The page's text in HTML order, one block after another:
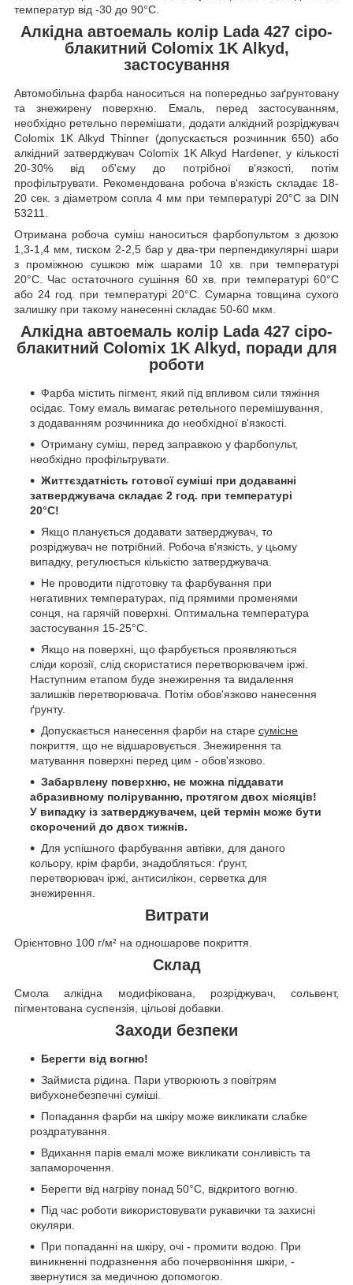
температур від -30 до 90°C.
Алкідна автоемаль колір Lada 427 сіро-
блакитний Colomix 1K Alkyd,
застосування
Автомобільна фарба наноситься на попередньо заґрунтовану
та знежирену поверхню. Емаль, перед застосуванням,
необхідно ретельно перемішати, додати алкідний розріджувач
Colomix 1K Alkyd Thinner (допускається розчинник 650) або
алкідний затверджувач Colomix 1K Alkyd Hardener, у кількості
20-30% від об'єму до потрібної в'язкості, потім
профільтрувати. Рекомендована робоча в'язкість складає 18-
20 сек. з діаметром сопла 4 мм при температурі 20°C за DIN
53211.
Отримана робоча суміш наноситься фарбопультом з дюзою
1,3-1,4 мм, тиском 2-2,5 бар у два-три перпендикулярні шари
з проміжною сушкою між шарами 10 хв. при температурі
20°C. Час остаточного сушіння 60 хв. при температурі 60°C
або 24 год. при температурі 20°C. Сумарна товщина сухого
залишку при такому нанесенні складає 50-60 мкм.
Алкідна автоемаль колір Lada 427 сіро-
блакитний Colomix 1K Alkyd, поради для
роботи
Фарба містить пігмент, який під впливом сили тяжіння
осідає. Тому емаль вимагає ретельного перемішування,
з додаванням розчинника до необхідної в'язкості.
Отриману суміш, перед заправкою у фарбопульт,
необхідно профільтрувати.
Життєздатність готової суміші при додаванні
затверджувача складає 2 год. при температурі
20°C!
Якщо планується додавати затверджувач, то
розріджувач не потрібний. Робоча в'язкість, у цьому
випадку, регулюється кількістю затверджувача.
Не проводити підготовку та фарбування при
негативних температурах, під прямими променями
сонця, на гарячій поверхні. Оптимальна температура
застосування 15-25°C.
Якщо на поверхні, що фарбується проявляються
сліди корозії, слід скористатися перетворювачем іржі.
Наступним етапом буде знежирення та видалення
залишків перетворювача. Потім обов'язково нанесення
ґрунту.
Допускається нанесення фарби на старе сумісне
покриття, що не відшаровується. Знежирення та
матування поверхні перед цим - обов'язково.
Забарвлену поверхню, не можна піддавати
абразивному поліруванню, протягом двох місяців!
У випадку із затверджувачем, цей термін може бути
скорочений до двох тижнів.
Для успішного фарбування автівки, для даного
кольору, крім фарби, знадобляться: ґрунт,
перетворювач іржі, антисилікон, серветка для
знежирення.
Витрати
Орієнтовно 100 г/м² на одношарове покриття.
Склад
Смола алкідна модифікована, розріджувач, сольвент,
пігментована суспензія, цільові добавки.
Заходи безпеки
Берегти від вогню!
Займиста рідина. Пари утворюють з повітрям
вибухонебезпечні суміші.
Попадання фарби на шкіру може викликати слабке
роздратування.
Вдихання парів емалі може викликати сонливість та
запаморочення.
Берегти від нагріву понад 50°C, відкритого вогню.
Під час роботи використовувати рукавички та захисні
окуляри.
При попаданні на шкіру, очі - промити водою. При
виникненні подразнення або почервоніння шкіри, -
звернутися за медичною допомогою.